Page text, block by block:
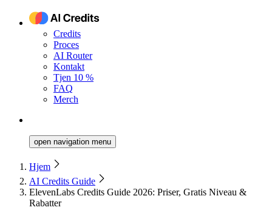
Credits
Proces
AI Router
Kontakt
Tjen 10 %
FAQ
Merch
open navigation menu
Hjem
AI Credits Guide
ElevenLabs Credits Guide 2026: Priser, Gratis Niveau &
Rabatter